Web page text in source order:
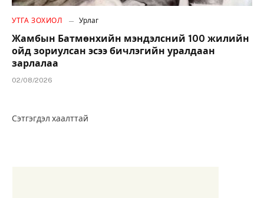
УТГА ЗОХИОЛ Урлаг
Жамбын Батмөнхийн мэндэлсний 100 жилийн
ойд зориулсан эсээ бичлэгийн уралдаан
зарлалаа
02/08/2026
Сэтгэгдэл хаалттай